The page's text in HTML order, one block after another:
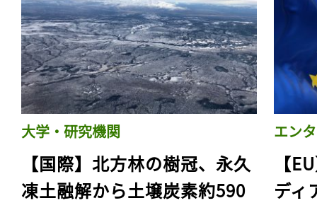
大学・研究機関
【国際】北方林の樹冠、永久
凍土融解から土壌炭素約590
エン
【
ディ